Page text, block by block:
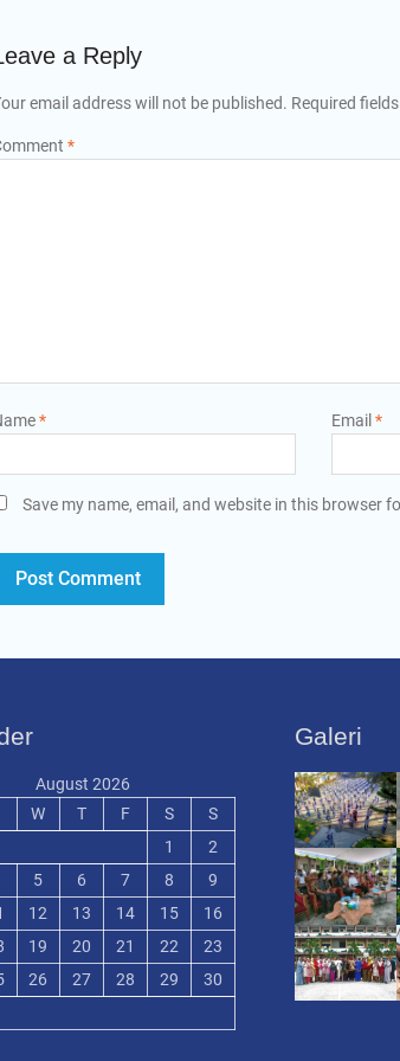
a Reply
email address will not be published. Required
*
* Email *
Save my name, email, and website in this browser
August 2026
W
T F S
S
1
2
5
6 7 8
9
12 13 14 15
16
19 20 21 22
23
26 27 28 29 30
Galeri